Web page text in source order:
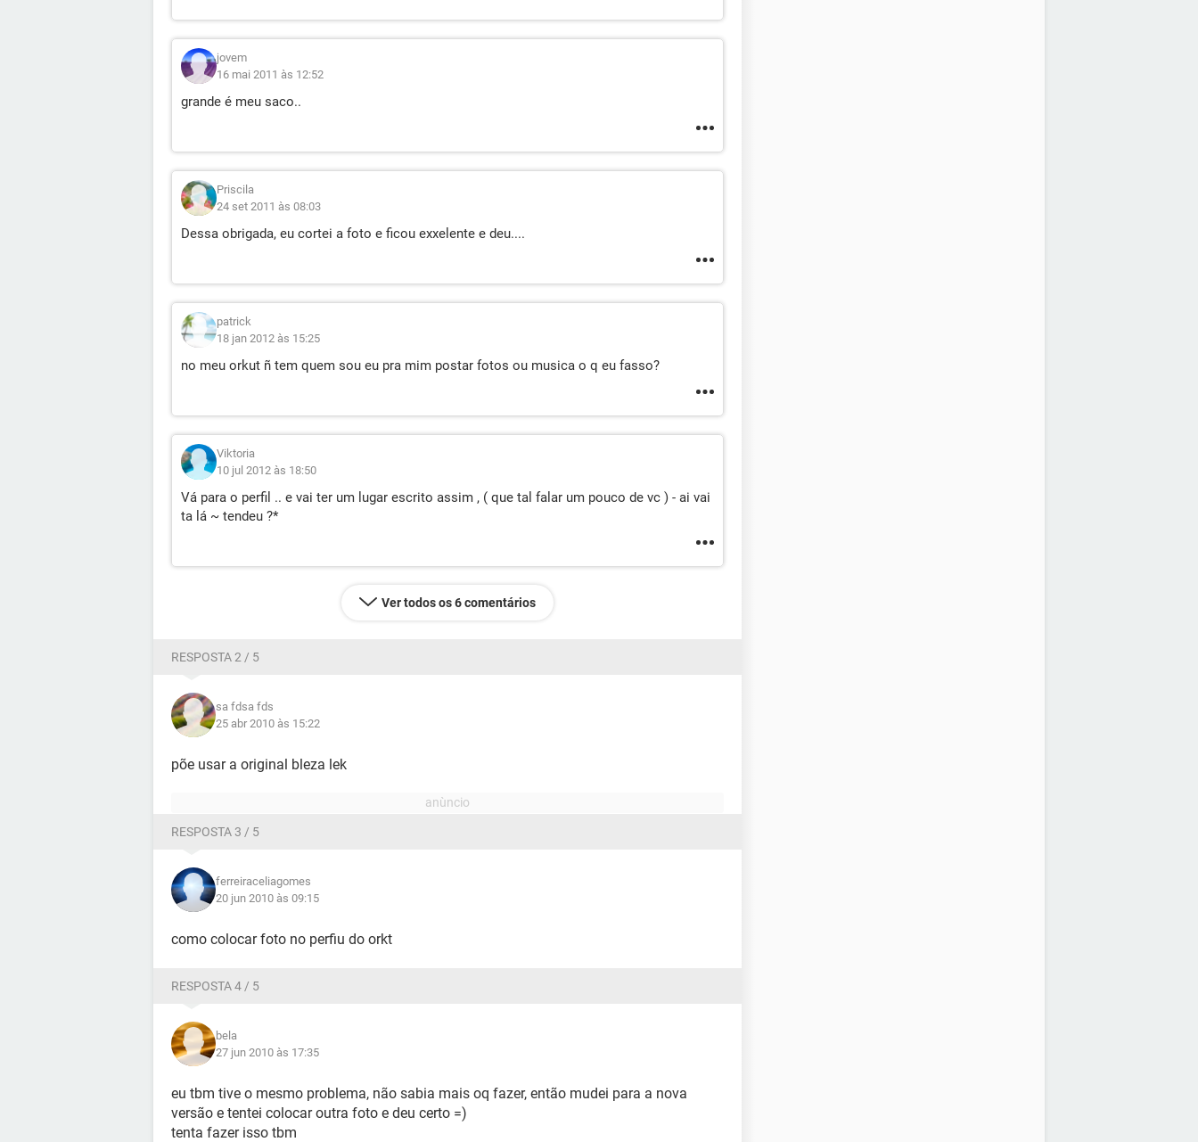
jovem
16 mai 2011 às 12:52
grande é meu saco..
Priscila
24 set 2011 às 08:03
Dessa obrigada, eu cortei a foto e ficou exxelente e deu....
patrick
18 jan 2012 às 15:25
no meu orkut ñ tem quem sou eu pra mim postar fotos ou musica o q eu fasso?
Viktoria
10 jul 2012 às 18:50
Vá para o perfil .. e vai ter um lugar escrito assim , ( que tal falar um pouco de vc ) - ai vai
ta lá ~ tendeu ?*
Ver todos os 6 comentários
RESPOSTA 2 / 5
sa fdsa fds
25 abr 2010 às 15:22
põe usar a original bleza lek
RESPOSTA 3 / 5
ferreiraceliagomes
20 jun 2010 às 09:15
como colocar foto no perfiu do orkt
RESPOSTA 4 / 5
bela
27 jun 2010 às 17:35
eu tbm tive o mesmo problema, não sabia mais oq fazer, então mudei para a nova
versão e tentei colocar outra foto e deu certo =)
tenta fazer isso tbm